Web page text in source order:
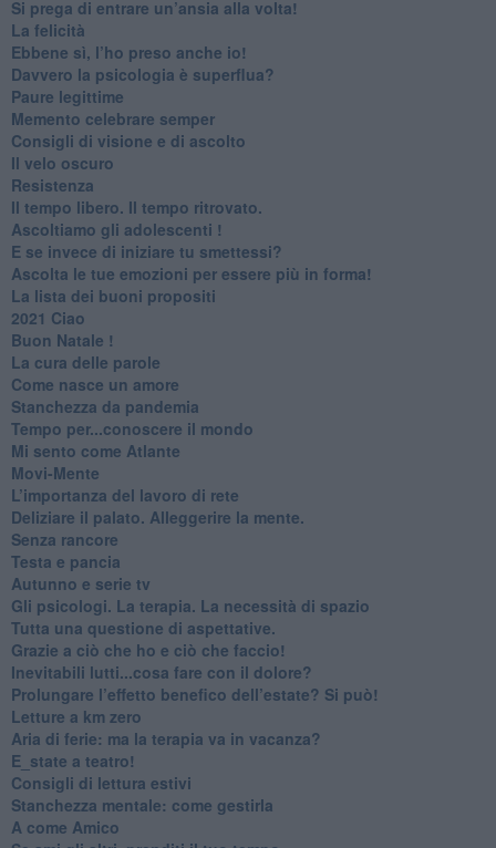
Si prega di entrare un’ansia alla volta!
​La felicità
​Ebbene sì, l’ho preso anche io!
​Davvero la psicologia è superflua?
Paure legittime
​Memento celebrare semper
​Consigli di visione e di ascolto
​Il velo oscuro
Resistenza
​Il tempo libero. Il tempo ritrovato.
Ascoltiamo gli adolescenti !
​E se invece di iniziare tu smettessi?
​Ascolta le tue emozioni per essere più in forma!
​La lista dei buoni propositi
2021 Ciao
Buon Natale !
​La cura delle parole
​Come nasce un amore
Stanchezza da pandemia
​Tempo per...conoscere il mondo
​Mi sento come Atlante
​Movi-Mente
​L’importanza del lavoro di rete
​Deliziare il palato. Alleggerire la mente.
​Senza rancore
​Testa e pancia
​Autunno e serie tv
​Gli psicologi. La terapia. La necessità di spazio
​Tutta una questione di aspettative.
​Grazie a ciò che ho e ciò che faccio!
​Inevitabili lutti...cosa fare con il dolore?
Prolungare l’effetto benefico dell’estate? Si può!
​Letture a km zero
​Aria di ferie: ma la terapia va in vacanza?
​E_state a teatro!
​Consigli di lettura estivi
​Stanchezza mentale: come gestirla
​A come Amico